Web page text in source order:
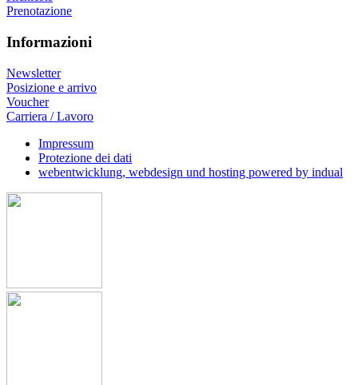
Prenotazione
Informazioni
Newsletter
Posizione e arrivo
Voucher
Carriera / Lavoro
Impressum
Protezione dei dati
webentwicklung, webdesign und hosting powered by indual